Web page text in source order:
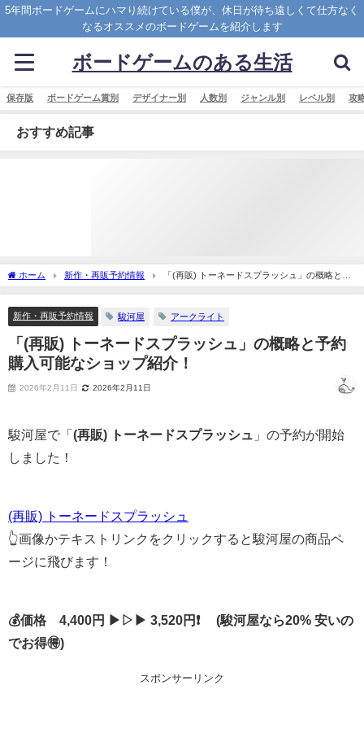
5年間ボードゲームにハマり続けている僕が、休日が待ち遠しくて仕方なく
なるオススメのボードゲームを紹介します
ボードゲームのある生活
保存版 ボードゲーム賞別 デザイナー別 人数別 ジャンル別 レベル別 攻
おすすめ記事
ホーム 新作・再販予約情報
「(再販) トーネードスプラッシュ」の概略と予
約購入可能なショップ紹介！
新作・再販予約情報 駿河屋 アークライト
「(再販) トーネードスプラッシュ」の概略と予約
購入可能なショップ紹介！
2026年2月11日 2026年2月11日
駿河屋で「 (再販) トーネードスプラッシュ
」の予約が開始
しました！
(再販) トーネードスプラッシュ
👆画像かテキストリンクをクリックすると駿河屋の商品ペ
ージに飛びます！
💰価格 4,400円 ▶▷▶ 3,520円❗ (駿河屋なら20% 安いの
でお得🉐)
スポンサーリンク